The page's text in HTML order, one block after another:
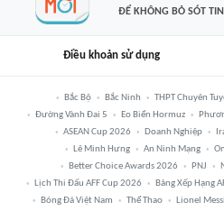
ĐỂ KHÔNG BỎ SÓT
Điều khoản sử dụng
Bắc Bộ Bắc Ninh THPT Chuyên
Đường Vành Đai 5
Eo Biển Hormuz
ASEAN Cup 2026
Doanh Nghiệp
Lê Minh Hưng
An Ninh Mạng
Better Choice Awards 2026
PNJ
Lịch Thi Đấu AFF Cup 2026
Bảng Xếp Hạng
Bóng Đá Việt Nam
Thể Thao Lionel Messi